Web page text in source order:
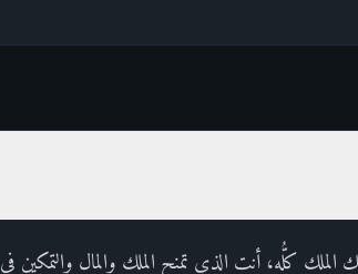
الملك كلُّه، أنت الذي تمنح الملك والمال